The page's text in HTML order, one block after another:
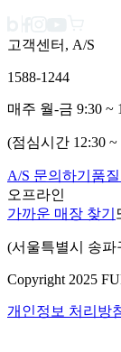
고객센터, A/S
1588-1244
매주 월-금 9:30 ~
(점심시간 12:30
A/S 문의하기 품
오프라인
가까운 매장 찾기
(서울특별시 송파
Copyright 2025
개인정보 처리방